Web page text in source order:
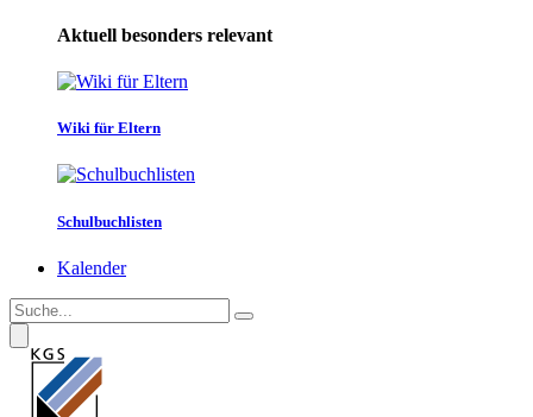
Aktuell besonders relevant
Wiki für Eltern
Schulbuchlisten
Kalender